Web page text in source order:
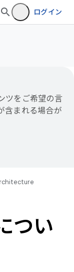
ログイン
ツをご希望の言
含まれる場合が
つい